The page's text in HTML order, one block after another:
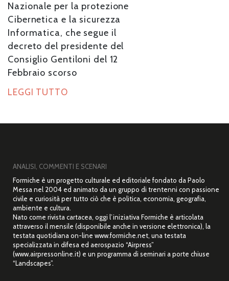
Nazionale per la protezione
Cibernetica e la sicurezza
Informatica, che segue il
decreto del presidente del
Consiglio Gentiloni del 12
Febbraio scorso
LEGGI TUTTO
ANALISI, COMMENTI E SCENARI
Formiche è un progetto culturale ed editoriale fondato da Paolo
Messa nel 2004 ed animato da un gruppo di trentenni con passione
civile e curiosità per tutto ciò che è politica, economia, geografia,
ambiente e cultura.
Nato come rivista cartacea, oggi l’iniziativa Formiche è articolata
attraverso il mensile (disponibile anche in versione elettronica), la
testata quotidiana on-line www.formiche.net, una testata
specializzata in difesa ed aerospazio “Airpress”
(www.airpressonline.it) e un programma di seminari a porte chiuse
“Landscapes”.